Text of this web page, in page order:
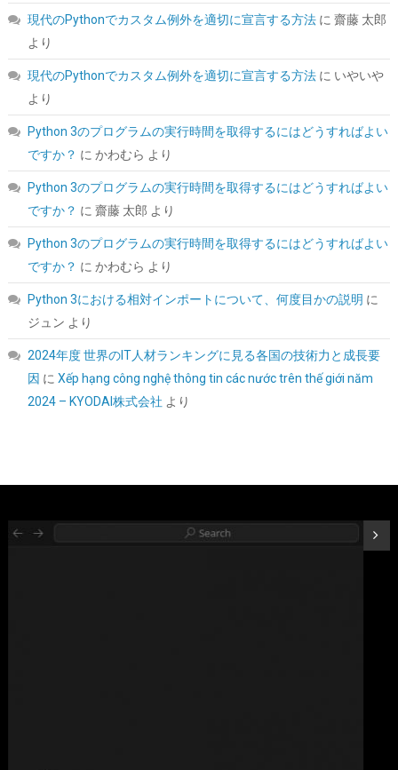
Seagate BarraCuda 3.5インチ 内蔵HDD 8TB PC用
ST8000DM004
(5424025) GBP 211.55 (2026-08-11 04:06 GMT +09:00 時点 -詳細
はこちら)
SYY サーマルペースト 3g CPUグリス カーボンベース 高性能 |
CPUペースト;ヒートシンク/IC/プロセッサ対応;熱インターフェー
こちら)
現代のPythonでカスタム例外を適切に宣言する方法に 齋藤 太郎
より
現代のPythonでカスタム例外を適切に宣言する方法に いやいや
より
Python 3のプログラムの実行時間を取得するにはどうすればよい
ですか？ に かわむら より
Python 3のプログラムの実行時間を取得するにはどうすればよい
ですか？ に 齋藤 太郎 より
Python 3のプログラムの実行時間を取得するにはどうすればよい
ですか？ に かわむら より
Python 3における相対インポートについて、何度目かの説明 に
ジュン より
2024年度 世界のIT人材ランキングに見る各国の技術力と成長要
因 に Xếp hạng công nghệ thông tin các nước trên thế giới năm
2024 – KYODAI株式会社 より